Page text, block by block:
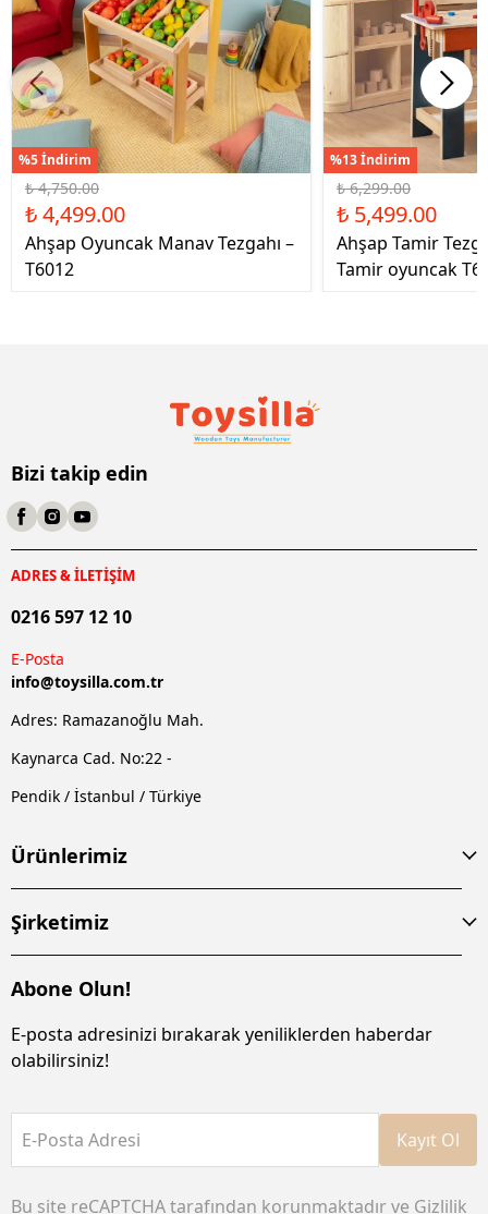
%5 İndirim
₺ 4,750.00
₺ 4,499.00
Ahşap Oyuncak Manav Tezgahı –
T6012
%13 İndirim
₺ 6,299.00
₺ 5,499.00
Ahşap Tamir
Tamir oyuncak
Bizi takip edin
ADRES & İLETİŞİM
0216 597 12 10
E-Posta
info@toysilla.com.tr
Adres: Ramazanoğlu Mah.
Kaynarca Cad. No:22 -
Pendik / İstanbul / Türkiye
Ürünlerimiz
Şirketimiz
Abone Olun!
E-posta adresinizi bırakarak yeniliklerden haberdar
olabilirsiniz!
E-Posta Adresi Kayıt Ol
Bu site reCAPTCHA tarafından korunmaktadır ve Gizlilik